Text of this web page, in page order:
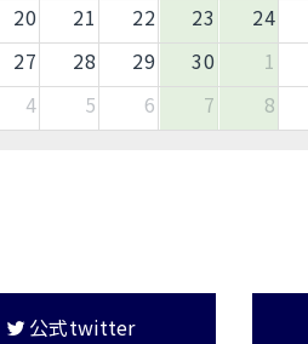
20
21 22 23 24
27
28 29 30 1
4
5 6 7 8
公式twitter